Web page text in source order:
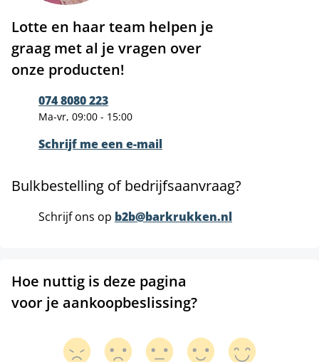
Lotte en haar team helpen je
graag met al je vragen over
onze producten!
074 8080 223
Ma-vr, 09:00 - 15:00
Schrijf me een e-mail
Bulkbestelling of bedrijfsaanvraag?
Schrijf ons op b2b@barkrukken.nl
Hoe nuttig is deze pagina
voor je aankoopbeslissing?